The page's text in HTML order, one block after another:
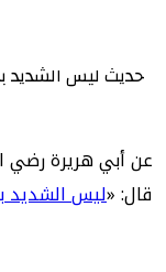
عن ‌أبي هريرة رضي
قال: «ليس الشديد